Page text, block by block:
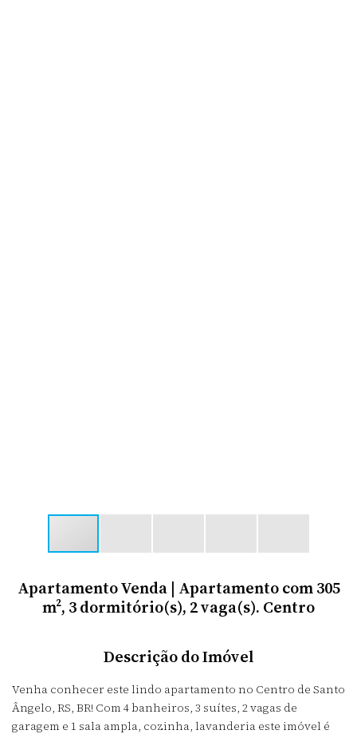
Apartamento Venda | Apartamento com 305
m², 3 dormitório(s), 2 vaga(s). Centro
Descrição do Imóvel
Venha conhecer este lindo apartamento no Centro de Santo
Ângelo, RS, BR! Com 4 banheiros, 3 suítes, 2 vagas de
garagem e 1 sala ampla, cozinha, lavanderia este imóvel é